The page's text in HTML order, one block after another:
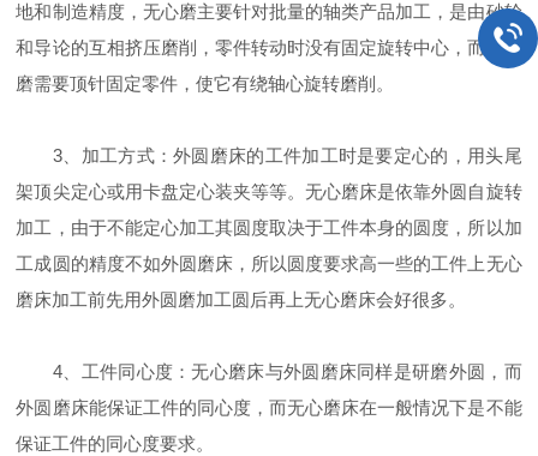
地和制造精度，无心磨主要针对批量的轴类产品加工，是由砂轮
和导论的互相挤压磨削，零件转动时没有固定旋转中心，而外圆
磨需要顶针固定零件，使它有绕轴心旋转磨削。
3、加工方式：外圆磨床的工件加工时是要定心的，用头尾
架顶尖定心或用卡盘定心装夹等等。无心磨床是依靠外圆自旋转
加工，由于不能定心加工其圆度取决于工件本身的圆度，所以加
工成圆的精度不如外圆磨床，所以圆度要求高一些的工件上无心
磨床加工前先用外圆磨加工圆后再上无心磨床会好很多。
4、工件同心度：无心磨床与外圆磨床同样是研磨外圆，而
外圆磨床能保证工件的同心度，而无心磨床在一般情况下是不能
保证工件的同心度要求。